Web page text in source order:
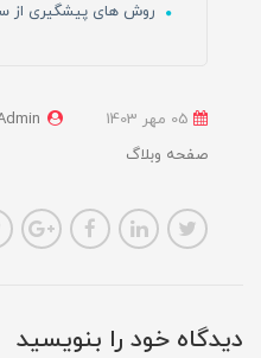
روش های پیشگیری از
صفحه وبلاگ
دیدگاه خود را بنویسید